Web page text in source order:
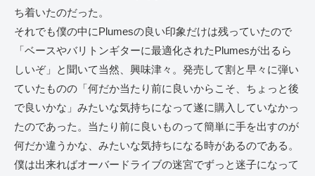
ち着いたのだった。
それでも僕の中にPlumesの良い印象だけは残っていたので
「ベースやバリトンギターに最適化されたPlumesが出るら
しいぞ」と聞いて当然、興味津々。発売して割と早々に弾い
ていたものの「何だか当たり前に良いからこそ、ちょっと後
で良いかな」みたいな気持ちになって遂に購入していなかっ
たのであった。当たり前に良いものって簡単に手を出すのが
何だか違うかな、みたいな気持ちになる時があるのである。
僕は出来ればオーバードライブの迷宮でずっと迷子になって